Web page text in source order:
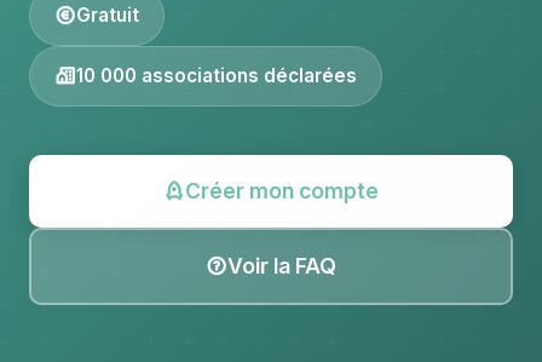
Gratuit
10 000 associations déclarées
Créer mon compte
Voir la FAQ